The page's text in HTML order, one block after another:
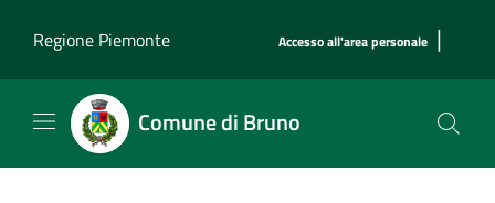
Regione Piemonte
Accesso all'area personale |
Comune di Bruno